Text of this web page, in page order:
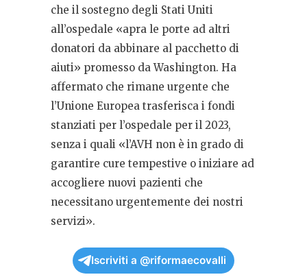
che il sostegno degli Stati Uniti
all’ospedale «apra le porte ad altri
donatori da abbinare al pacchetto di
aiuti» promesso da Washington. Ha
affermato che rimane urgente che
l’Unione Europea trasferisca i fondi
stanziati per l’ospedale per il 2023,
senza i quali «l’AVH non è in grado di
garantire cure tempestive o iniziare ad
accogliere nuovi pazienti che
necessitano urgentemente dei nostri
servizi».
Iscriviti a @riformaecovalli